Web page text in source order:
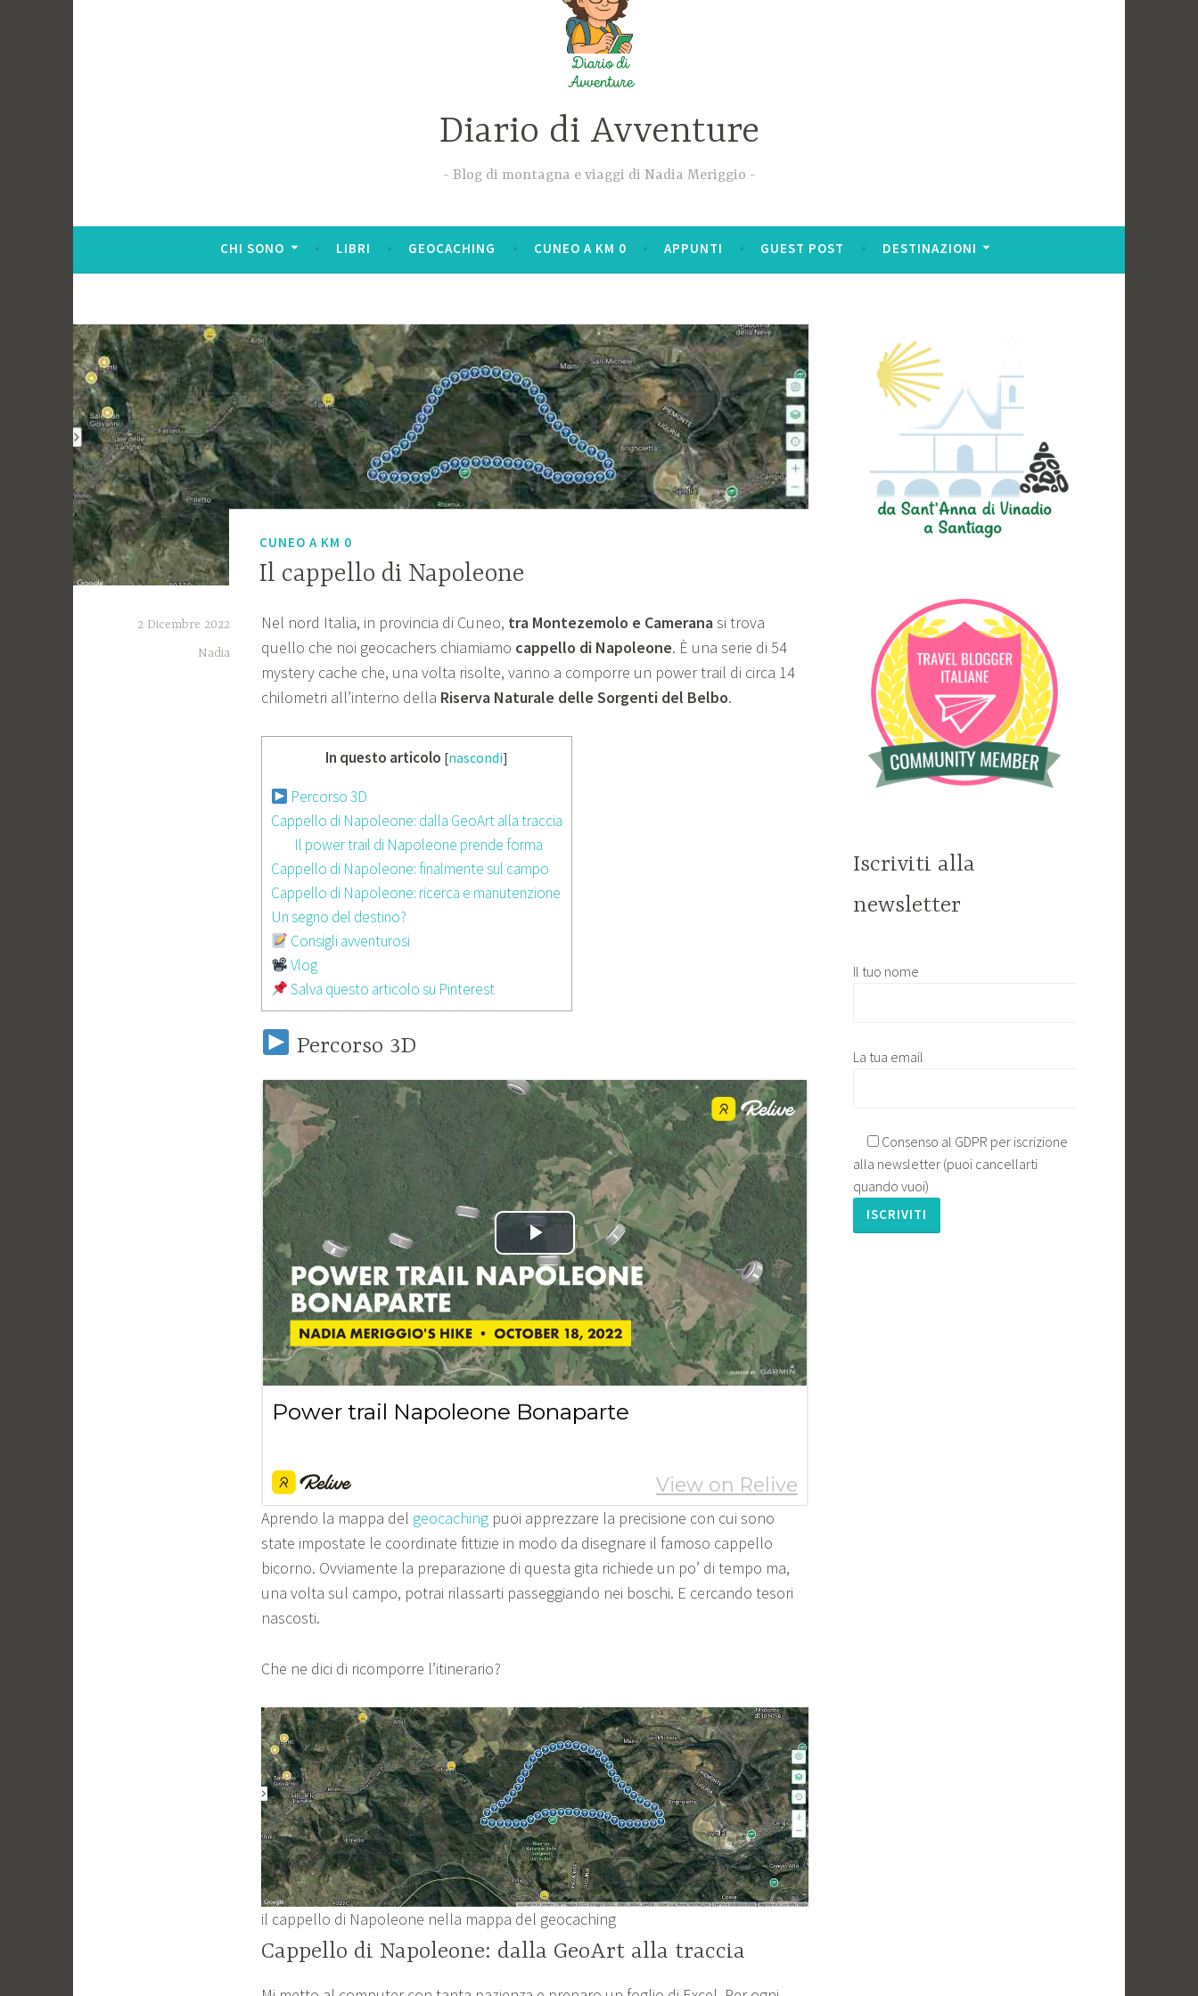
Diario di Avventure
Blog di montagna e viaggi di Nadia Meriggio
CHI SONO LIBRI GEOCACHING CUNEO A KM 0 APPUNTI GUEST POST DESTINAZIONI
CUNEO A KM 0
Il cappello di Napoleone
2 Dicembre 2022
Nadia
Nel nord Italia, in provincia di Cuneo, tra Montezemolo e Cameranasi trova
quello che noi geocachers chiamiamo cappello di Napoleone. È una serie di 54
mystery cache che, una volta risolte, vanno a comporre un power trail di circa 14
chilometri all’interno della Riserva Naturale delle Sorgenti del Belbo.
In questo articolo [nascondi]
Percorso 3D
Cappello di Napoleone: dalla GeoArt alla traccia
Il power trail di Napoleone prende forma
Cappello di Napoleone: finalmente sul campo
Cappello di Napoleone: ricerca e manutenzione
Un segno del destino?
Consigli avventurosi
Vlog
Salva questo articolo su Pinterest
Percorso 3D
Aprendo la mappa del geocaching puoi apprezzare la precisione con cui sono
state impostate le coordinate fittizie in modo da disegnare il famoso cappello
bicorno. Ovviamente la preparazione di questa gita richiede un po’ di tempo ma,
una volta sul campo, potrai rilassarti passeggiando nei boschi. E cercando tesori
nascosti.
Che ne dici di ricomporre l’itinerario?
il cappello di Napoleone nella mappa del geocaching
Cappello di Napoleone: dalla GeoArt alla traccia
Iscriviti alla
newsletter
Il tuo nome
La tua email
Consenso al GDPR per iscrizione
alla newsletter (puoi cancellarti
quando vuoi)